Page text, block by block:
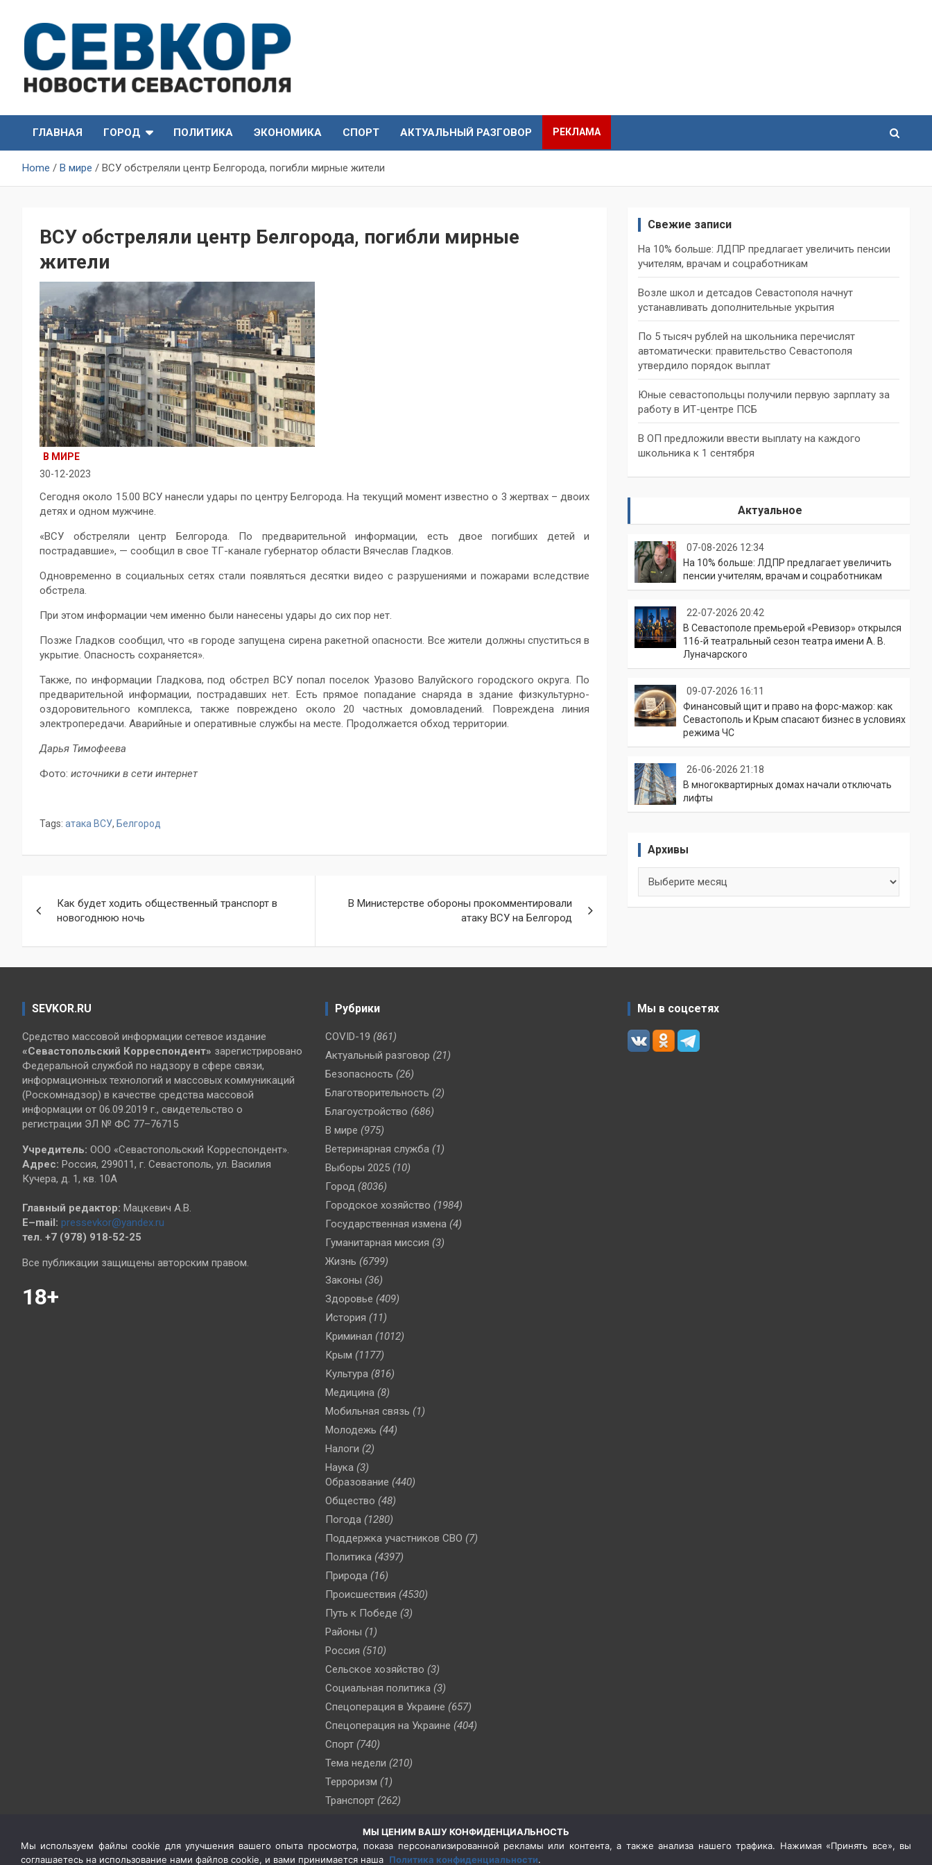
content
СевКор — Новости
Севастополя
Севастополя
ГЛАВНАЯ
ГОРОД ПОЛИТИКА ЭКОНОМИКА СПОРТ АКТУАЛЬНЫЙ РАЗГОВОР РЕКЛАМА
Home В мире ВСУ обстреляли центр Белгорода, погибли мирные жители
ВСУ обстреляли центр Белгорода, погибли мирные
жители
В МИРЕ
30-12-2023
Сегодня около 15.00 ВСУ нанесли удары по центру Белгорода. На текущий момент известно о 3 жертвах – двоих
детях и одном мужчине.
«ВСУ обстреляли центр Белгорода. По предварительной информации, есть двое погибших детей и
пострадавшие», — сообщил в свое ТГ-канале губернатор области Вячеслав Гладков.
Одновременно в социальных сетях стали появляться десятки видео с разрушениями и пожарами вследствие
обстрела.
При этом информации чем именно были нанесены удары до сих пор нет.
Позже Гладков сообщил, что «в городе запущена сирена ракетной опасности. Все жители должны спуститься в
укрытие. Опасность сохраняется».
Также, по информации Гладкова, под обстрел ВСУ попал поселок Уразово Валуйского городского округа. По
предварительной информации, пострадавших нет. Есть прямое попадание снаряда в здание физкультурно-
оздоровительного комплекса, также повреждено около 20 частных домовладений. Повреждена линия
электропередачи. Аварийные и оперативные службы на месте. Продолжается обход территории.
Дарья Тимофеева
Фото: источники в сети интернет
Tags: атака ВСУ, Белгород
по
записям
Как будет ходить общественный транспорт в
новогоднюю ночь
В Министерстве обороны прокомментировали
атаку ВСУ на Белгород
Свежие записи
На 10% больше: ЛДПР предлагает увеличить пенсии
учителям, врачам и соцработникам
Возле школ и детсадов Севастополя начнут
устанавливать дополнительные укрытия
По 5 тысяч рублей на школьника перечислят
автоматически: правительство Севастополя
утвердило порядок выплат
Юные севастопольцы получили первую зарплату за
работу в ИТ-центре ПСБ
В ОП предложили ввести выплату на каждого
школьника к 1 сентября
Актуальное
07-08-2026 12:34
На 10% больше: ЛДПР предлагает увеличить
пенсии учителям, врачам и соцработникам
22-07-2026 20:42
В Севастополе премьерой «Ревизор» открылся
116-й театральный сезон театра имени А. В.
Луначарского
09-07-2026 16:11
Финансовый щит и право на форс-мажор: как
Севастополь и Крым спасают бизнес в условиях
режима ЧС
26-06-2026 21:18
В многоквартирных домах начали отключать
лифты
Архивы
SEVKOR.RU
Средство массовой информации сетевое издание
«Севастопольский Корреспондент» зарегистрировано
Федеральной службой по надзору в сфере связи,
информационных технологий и массовых коммуникаций
(Роскомнадзор) в качестве средства массовой
информации от 06.09.2019 г., свидетельство о
регистрации ЭЛ № ФС 77–76715
Учредитель: ООО «Севастопольский Корреспондент».
Адрес: Россия, 299011, г. Севастополь, ул. Василия
Кучера, д. 1, кв. 10А
Главный редактор: Мацкевич А.В.
E–mail: pressevkor@yandex.ru
тел. +7 (978) 918-52-25
Все публикации защищены авторским правом.
18+
Рубрики
COVID-19 (861)
Актуальный разговор (21)
Безопасность (26)
Благотворительность (2)
Благоустройство (686)
В мире (975)
Ветеринарная служба (1)
Выборы 2025 (10)
Город (8036)
Городское хозяйство (1984)
Государственная измена (4)
Гуманитарная миссия (3)
Жизнь (6799)
Законы (36)
Здоровье (409)
История (11)
Криминал (1012)
Крым (1177)
Культура (816)
Медицина (8)
Мобильная связь (1)
Молодежь (44)
Налоги (2)
Наука (3)
Образование (440)
Общество (48)
Погода (1280)
Поддержка участников СВО (7)
Политика (4397)
Природа (16)
Происшествия (4530)
Путь к Победе (3)
Районы (1)
Россия (510)
Сельское хозяйство (3)
Социальная политика (3)
Спецоперация в Украине (657)
Спецоперация на Украине (404)
Спорт (740)
Тема недели (210)
Терроризм (1)
Транспорт (262)
(76)
Цены (2)
Мы в соцсетях
МЫ ЦЕНИМ ВАШУ КОНФИДЕНЦИАЛЬНОСТЬ
Мы используем файлы cookie для улучшения вашего опыта просмотра, показа персонализированной рекламы или контента, а также анализа нашего трафика. Нажимая «Принять все», вы
соглашаетесь на использование нами файлов cookie, и вами принимается наша Политика конфиденциальности.